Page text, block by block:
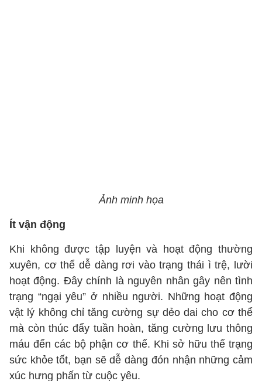
Ảnh minh họa
Ít vận động
Khi không được tập luyện và hoạt động thường
xuyên, cơ thể dễ dàng rơi vào trạng thái ì trệ, lười
hoạt động. Đây chính là nguyên nhân gây nên tình
trạng “ngại yêu” ở nhiều người. Những hoạt động
vật lý không chỉ tăng cường sự dẻo dai cho cơ thể
mà còn thúc đẩy tuần hoàn, tăng cường lưu thông
máu đến các bộ phận cơ thể. Khi sở hữu thể trạng
sức khỏe tốt, bạn sẽ dễ dàng đón nhận những cảm
xúc hưng phấn từ cuộc yêu.